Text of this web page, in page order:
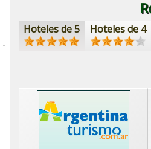
Hoteles de 5 Hoteles de 4